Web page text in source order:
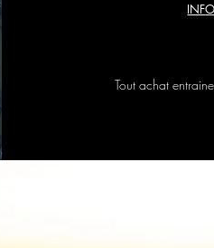
Tout achat